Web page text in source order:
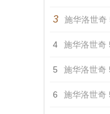
3 施华洛世奇
4 施华洛世奇
5 施华洛世奇
6 施华洛世奇